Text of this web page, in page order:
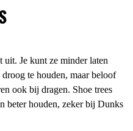
uit. Je kunt ze minder laten
te houden, maar beloof
ook bij dragen. Shoe trees
beter houden, zeker bij Dunks